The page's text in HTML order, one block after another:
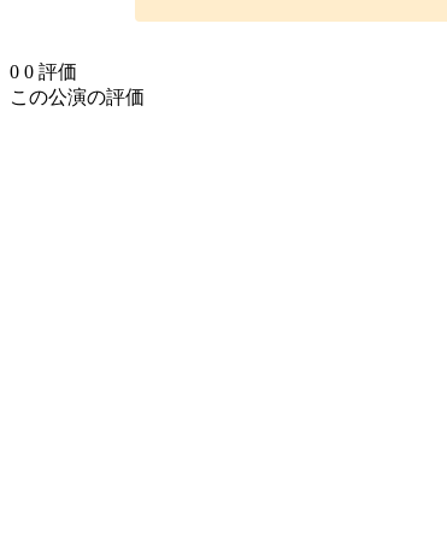
0 0 評価
この公演の評価